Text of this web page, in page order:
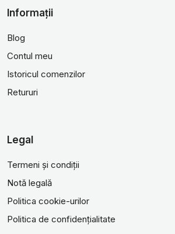
Informații
Blog
Contul meu
Istoricul comenzilor
Retururi
Legal
Termeni și condiții
Notă legală
Politica cookie-urilor
Politica de confidențialitate